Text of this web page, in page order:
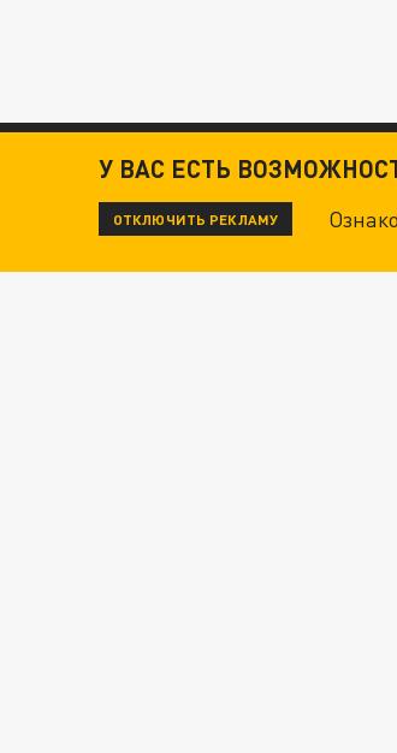
У ВАС ЕСТЬ
ОТКЛЮЧИТЬ РЕКЛАМУ